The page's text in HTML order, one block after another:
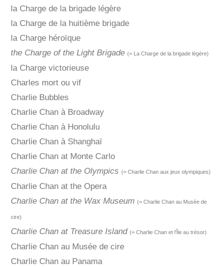
la Charge de la brigade légère
la Charge de la huitième brigade
la Charge héroïque
the Charge of the Light Brigade (= La Charge de la brigade légère)
la Charge victorieuse
Charles mort ou vif
Charlie Bubbles
Charlie Chan à Broadway
Charlie Chan à Honolulu
Charlie Chan à Shanghaï
Charlie Chan at Monte Carlo
Charlie Chan at the Olympics (= Charlie Chan aux jeux olympiques)
Charlie Chan at the Opera
Charlie Chan at the Wax Museum (= Charlie Chan au Musée de
cire)
Charlie Chan at Treasure Island (= Charlie Chan et l'Île au trésor)
Charlie Chan au Musée de cire
Charlie Chan au Panama